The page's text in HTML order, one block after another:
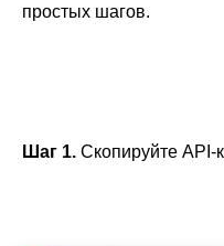
простых шагов.
Шаг 1. Скопируйте API-